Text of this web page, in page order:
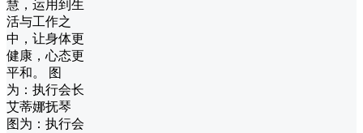
慧，运用到生
活与工作之
中，让身体更
健康，心态更
平和。 图
为：执行会长
艾蒂娜抚琴
图为：执行会